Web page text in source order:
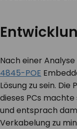
Nach einer
4845-POE
Lösung zu sein.
dieses PCs
und entsprach
Verkabelung zu